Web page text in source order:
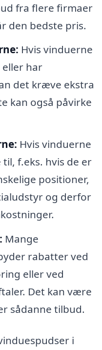
fra flere firmaer
den bedste pris.
Hvis vinduerne
eller har
det kræve ekstra
kan også påvirke
Hvis vinduerne
f.eks. hvis de er
positioner,
og derfor
Mange
rabatter ved
eller ved
Det kan være
sådanne tilbud.
i